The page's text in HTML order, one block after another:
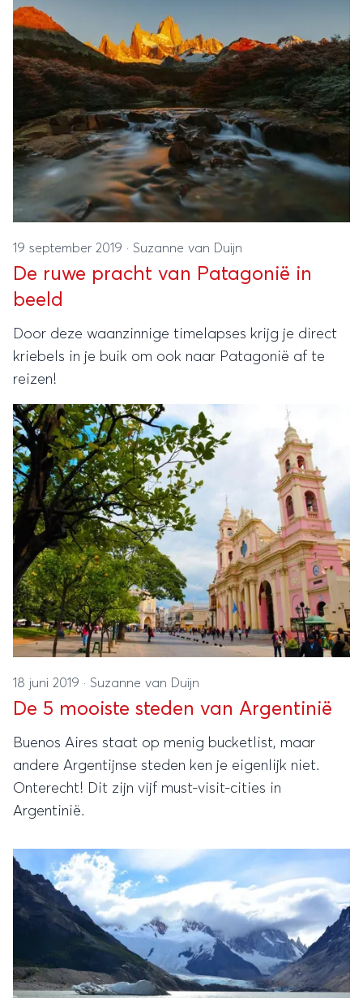
19 september 2019 · Suzanne van Duijn
De ruwe pracht van Patagonië in
beeld
Door deze waanzinnige timelapses krijg je direct
kriebels in je buik om ook naar Patagonië af te
reizen!
18 juni 2019 · Suzanne van Duijn
De 5 mooiste steden van Argentinië
Buenos Aires staat op menig bucketlist, maar
andere Argentijnse steden ken je eigenlijk niet.
Onterecht! Dit zijn vijf must-visit-cities in
Argentinië.